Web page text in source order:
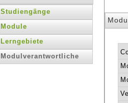
Studiengänge
Module
Lerngebiete
Modulverantwortliche